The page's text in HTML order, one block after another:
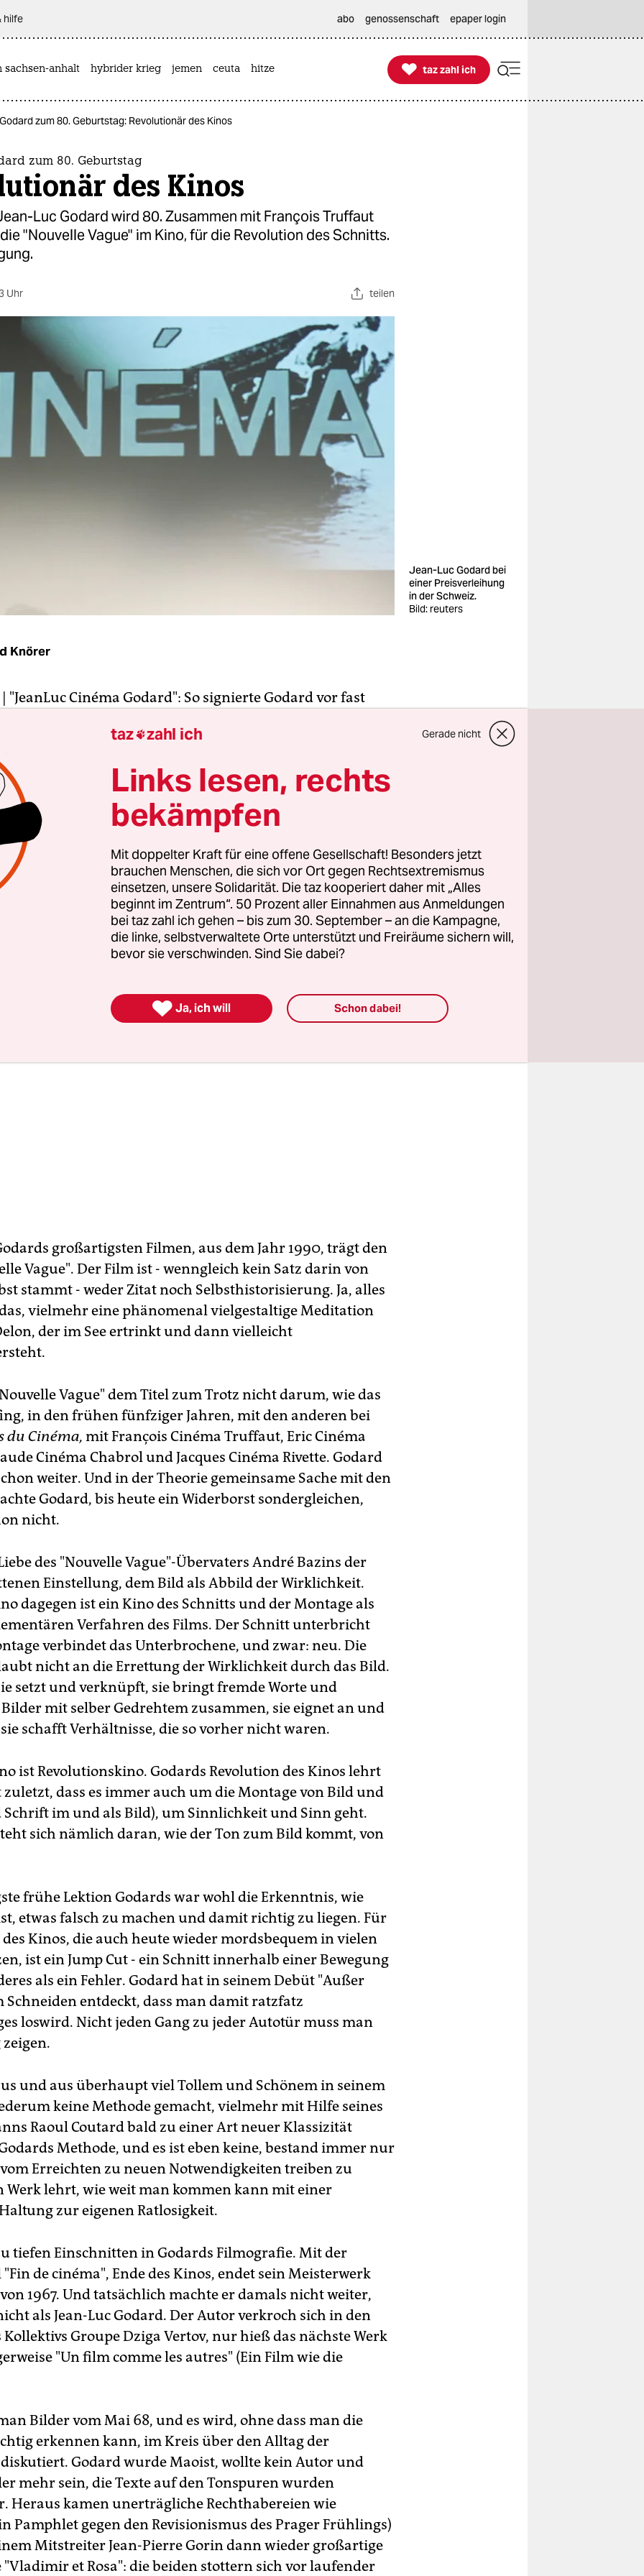
hilfe abo genossenschaft epaper login
sachsen-anhalt hybrider krieg jemen ceuta hitze 
taz zahl ich
taz zahl ich
zum 80. Geburtstag: Revolutionär des Kinos
zum 80. Geburtstag
des Kinos
Luc Godard wird 80. Zusammen mit François Truffaut
"Nouvelle Vague" im Kino, für die Revolution des Schnitts.
Uhr teilen
Jean-Luc Godard bei
einer Preisverleihung
in der Schweiz.
Bild: reuters
Knörer
| "JeanLuc Cinéma Godard": So signierte Godard vor fast
mit eigener Handschrift, ein Filmemacher
Kollaboration, der manche seiner Filme mit Fleiß
signiert – all das ist Jean-Luc Godard.
ein Mann, der Filme und Bücher und dann auch sich
große Namen fallen lässt wie nichts Gutes und heute
wird mit nur bedingt für bare Münze zu nehmenden
dem, das Kino sei "24 Mal Wahrheit in der Sekunde". Und
Kino ein Kino, das sich im Zitieren niemals erschöpft,
Zitieren eine Kunstform gemacht hat, in der das Zitierte
und in oft schroffer Schönheit etwas Eigenes wird.
großartigsten Filmen, aus dem Jahr 1990, trägt den
Vague". Der Film ist - wenngleich kein Satz darin von
stammt - weder Zitat noch Selbsthistorisierung. Ja, alles
vielmehr eine phänomenal vielgestaltige Meditation
der im See ertrinkt und dann vielleicht
Vague" dem Titel zum Trotz nicht darum, wie das
in den frühen fünfziger Jahren, mit den anderen bei
du Cinéma, mit François Cinéma Truffaut, Eric Cinéma
Cinéma Chabrol und Jacques Cinéma Rivette. Godard
weiter. Und in der Theorie gemeinsame Sache mit den
Godard, bis heute ein Widerborst sondergleichen,
nicht.
des "Nouvelle Vague"-Übervaters André Bazins der
Einstellung, dem Bild als Abbild der Wirklichkeit.
dagegen ist ein Kino des Schnitts und der Montage als
Verfahren des Films. Der Schnitt unterbricht
verbindet das Unterbrochene, und zwar: neu. Die
nicht an die Errettung der Wirklichkeit durch das Bild.
setzt und verknüpft, sie bringt fremde Worte und
mit selber Gedrehtem zusammen, sie eignet an und
schafft Verhältnisse, die so vorher nicht waren.
ist Revolutionskino. Godards Revolution des Kinos lehrt
dass es immer auch um die Montage von Bild und
Schrift im und als Bild), um Sinnlichkeit und Sinn geht.
sich nämlich daran, wie der Ton zum Bild kommt, von
frühe Lektion Godards war wohl die Erkenntnis, wie
etwas falsch zu machen und damit richtig zu liegen. Für
Kinos, die auch heute wieder mordsbequem in vielen
ist ein Jump Cut - ein Schnitt innerhalb einer Bewegung
als ein Fehler. Godard hat in seinem Debüt "Außer
Schneiden entdeckt, dass man damit ratzfatz
loswird. Nicht jeden Gang zu jeder Autotür muss man
und aus überhaupt viel Tollem und Schönem in seinem
keine Methode gemacht, vielmehr mit Hilfe seines
Raoul Coutard bald zu einer Art neuer Klassizität
Methode, und es ist eben keine, bestand immer nur
Erreichten zu neuen Notwendigkeiten treiben zu
Werk lehrt, wie weit man kommen kann mit einer
zur eigenen Ratlosigkeit.
tiefen Einschnitten in Godards Filmografie. Mit der
de cinéma", Ende des Kinos, endet sein Meisterwerk
1967. Und tatsächlich machte er damals nicht weiter,
als Jean-Luc Godard. Der Autor verkroch sich in den
Kollektivs Groupe Dziga Vertov, nur hieß das nächste Werk
"Un film comme les autres" (Ein Film wie die
Bilder vom Mai 68, und es wird, ohne dass man die
erkennen kann, im Kreis über den Alltag der
Godard wurde Maoist, wollte kein Autor und
mehr sein, die Texte auf den Tonspuren wurden
Heraus kamen unerträgliche Rechthabereien wie
Pamphlet gegen den Revisionismus des Prager Frühlings)
Mitstreiter Jean-Pierre Gorin dann wieder großartige
"Vladimir et Rosa": die beiden stottern sich vor laufender
taz zahl ich Gerade nicht
Links lesen, rechts
bekämpfen
Mit doppelter Kraft für eine offene Gesellschaft! Besonders jetzt
brauchen Menschen, die sich vor Ort gegen Rechtsextremismus
einsetzen, unsere Solidarität. Die taz kooperiert daher mit „Alles
beginnt im Zentrum“. 50 Prozent aller Einnahmen aus Anmeldungen
bei taz zahl ich gehen – bis zum 30. September – an die Kampagne,
die linke, selbstverwaltete Orte unterstützt und Freiräume sichern will,
bevor sie verschwinden. Sind Sie dabei?
 Ja, ich will Schon dabei!